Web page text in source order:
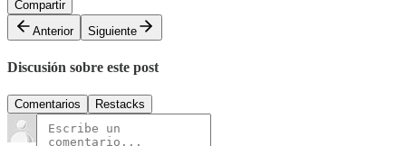
Compartir
Anterior
Siguiente
Discusión sobre este post
Comentarios Restacks